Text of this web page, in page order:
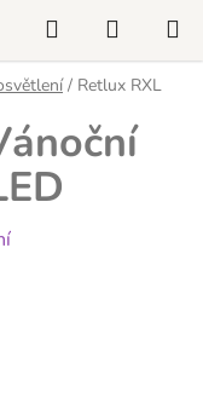
Hledat
KOŠÍK
/ Retlux RXL